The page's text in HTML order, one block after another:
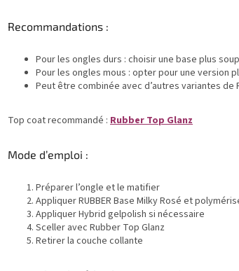
Recommandations :
Pour les ongles durs : choisir une base plus
Pour les ongles mous : opter pour une version
Peut être combinée avec d’autres variantes de
Top coat recommandé : Rubber Top Glanz
Mode d’emploi :
Préparer l’ongle et le matifier
Appliquer RUBBER Base Milky Rosé et
Appliquer Hybrid gelpolish si nécessaire
Sceller avec Rubber Top Glanz
Retirer la couche collante